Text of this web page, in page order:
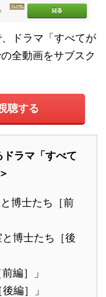
ドラマ「すべてが
全動画をサブスク
聴する
ドラマ「すべて
博士たち［前
博士たち［後
編］」
編］」